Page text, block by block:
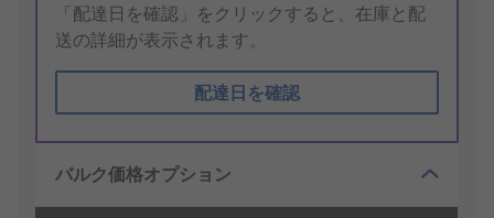
「配達日を確認」をクリックすると、在庫と配
送の詳細が表示されます。
配達日を確認
バルク価格オプション